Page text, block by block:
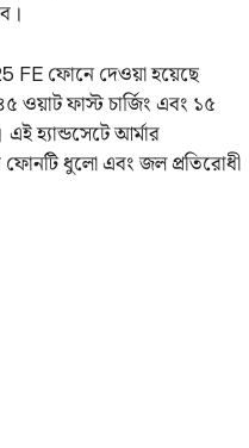
FE ফোনে দেওয়া হয়েছে
ওয়াট ফাস্ট চার্জিং এবং ১৫
হ্যান্ডসেটে আর্মার
ফোনটি ধুলো এবং জল প্রতিরোধী